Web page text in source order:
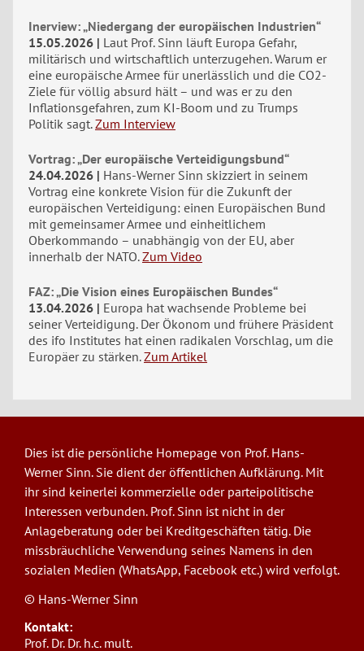
Inerview: „Niedergang der europäischen Industrien“
15.05.2026
Laut Prof. Sinn läuft Europa Gefahr,
militärisch und wirtschaftlich unterzugehen. Warum er
eine europäische Armee für unerlässlich und die CO2-
Ziele für völlig absurd hält – und was er zu den
Inflationsgefahren, zum KI-Boom und zu Trumps
Politik sagt. Zum Interview
Vortrag: „Der europäische Verteidigungsbund“
24.04.2026
Hans-Werner Sinn skizziert in seinem
Vortrag eine konkrete Vision für die Zukunft der
europäischen Verteidigung: einen Europäischen Bund
mit gemeinsamer Armee und einheitlichem
Oberkommando – unabhängig von der EU, aber
innerhalb der NATO. Zum Video
FAZ: „Die Vision eines Europäischen Bundes“
13.04.2026
Europa hat wachsende Probleme bei
seiner Verteidigung. Der Ökonom und frühere Präsident
des ifo Institutes hat einen radikalen Vorschlag, um die
Europäer zu stärken. Zum Artikel
Dies ist die persönliche Homepage von Prof. Hans-
Werner Sinn. Sie dient der öffentlichen Aufklärung. Mit
ihr sind keinerlei kommerzielle oder parteipolitische
Interessen verbunden. Prof. Sinn ist nicht in der
Anlageberatung oder bei Kreditgeschäften tätig. Die
missbräuchliche Verwendung seines Namens in den
sozialen Medien (WhatsApp, Facebook etc.) wird verfolgt.
© Hans-Werner Sinn
Kontakt:
Prof. Dr. Dr. h.c. mult.